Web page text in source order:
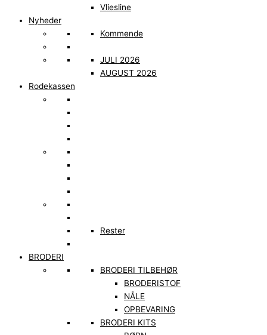
Vliesline
Nyheder
Kommende
JULI 2026
AUGUST 2026
Rodekassen
Rester
BRODERI
BRODERI TILBEHØR
BRODERISTOF
NÅLE
OPBEVARING
BRODERI KITS